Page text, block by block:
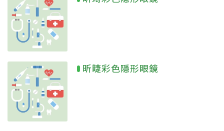
昕睫彩色隱形眼鏡